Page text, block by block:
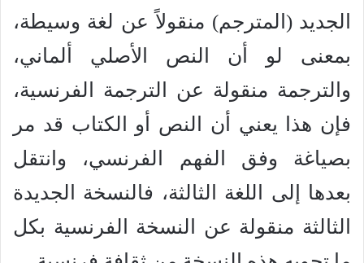
الجديد (المترجم) منقولاً عن لغة وسيطة،
بمعنى لو أن النص الأصلي ألماني،
والترجمة منقولة عن الترجمة الفرنسية،
فإن هذا يعني أن النص أو الكتاب قد مر
بصياغة وفق الفهم الفرنسي، وانتقل
بعدها إلى اللغة الثالثة، فالنسخة الجديدة
الثالثة منقولة عن النسخة الفرنسية بكل